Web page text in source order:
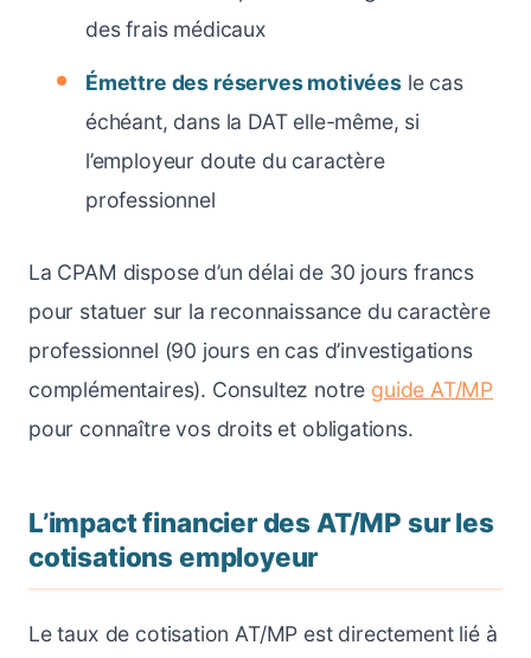
des frais médicaux
Émettre des réserves motivéesle cas
échéant, dans la DAT elle-même, si
l’employeur doute du caractère
professionnel
La CPAM dispose d’un délai de 30 jours francs
pour statuer sur la reconnaissance du caractère
professionnel (90 jours en cas d’investigations
complémentaires). Consultez notre guide AT/MP
pour connaître vos droits et obligations.
L’impact financier des AT/MP sur les
cotisations employeur
Le taux de cotisation AT/MP est directement lié à